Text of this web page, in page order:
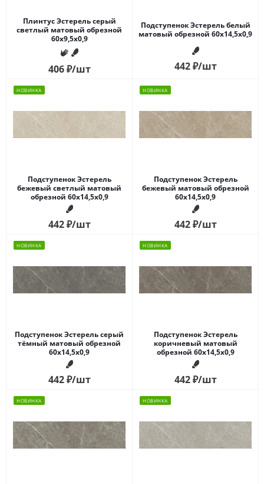
Плинтус Эстерель серый
светлый матовый обрезной
60x9,5x0,9
406₽/шт
Подступенок Эстерель белый
матовый обрезной 60x14,5x0,9
442₽/шт
НОВИНКА
Подступенок Эстерель
бежевый светлый матовый
обрезной 60x14,5x0,9
442₽/шт
НОВИНКА
Подступенок Эстерель
бежевый матовый обрезной
60x14,5x0,9
442₽/шт
НОВИНКА
Подступенок Эстерель серый
тёмный матовый обрезной
60x14,5x0,9
442₽/шт
НОВИНКА
Подступенок Эстерель
коричневый матовый
обрезной 60x14,5x0,9
442₽/шт
НОВИНКА НОВИНКА